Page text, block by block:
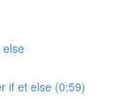
else
if et else (0:59)